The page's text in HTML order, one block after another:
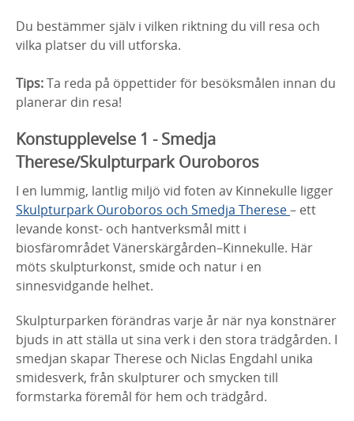
Du bestämmer själv i vilken riktning du vill resa och
vilka platser du vill utforska.
Tips:Ta reda på öppettider för besöksmålen innan du
planerar din resa!
Konstupplevelse 1 - Smedja
Therese/Skulpturpark Ouroboros
I en lummig, lantlig miljö vid foten av Kinnekulle ligger
Skulpturpark Ouroboros och Smedja Therese– ett
levande konst- och hantverksmål mitt i
biosfärområdet Vänerskärgården–Kinnekulle. Här
möts skulpturkonst, smide och natur i en
sinnesvidgande helhet.
Skulpturparken förändras varje år när nya konstnärer
bjuds in att ställa ut sina verk i den stora trädgården. I
smedjan skapar Therese och Niclas Engdahl unika
smidesverk, från skulpturer och smycken till
formstarka föremål för hem och trädgård.